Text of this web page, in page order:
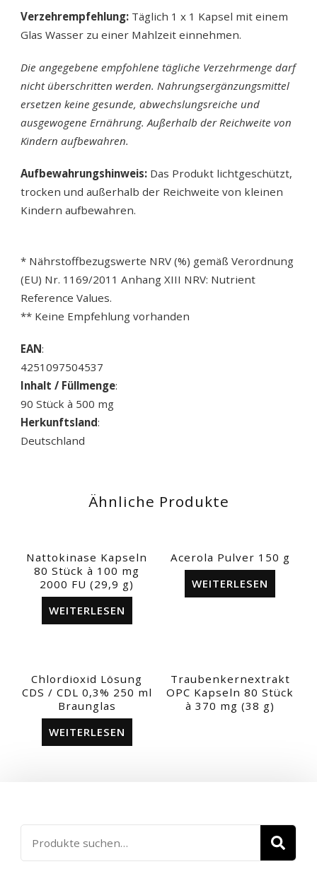
Verzehrempfehlung: Täglich 1 x 1 Kapsel mit einem
Glas Wasser zu einer Mahlzeit einnehmen.
Die angegebene empfohlene tägliche Verzehrmenge darf
nicht überschritten werden. Nahrungsergänzungsmittel
ersetzen keine gesunde, abwechslungsreiche und
ausgewogene Ernährung. Außerhalb der Reichweite von
Kindern aufbewahren.
Aufbewahrungshinweis: Das Produkt lichtgeschützt,
trocken und außerhalb der Reichweite von kleinen
Kindern aufbewahren.
* Nährstoffbezugswerte NRV (%) gemäß Verordnung
(EU) Nr. 1169/2011 Anhang XIII NRV: Nutrient
Reference Values.
** Keine Empfehlung vorhanden
EAN:
4251097504537
Inhalt / Füllmenge:
90 Stück à 500 mg
Herkunftsland:
Deutschland
Ähnliche Produkte
Nattokinase Kapseln
80 Stück à 100 mg
2000 FU (29,9 g)
WEITERLESEN
Acerola Pulver 150 g
WEITERLESEN
Chlordioxid Lösung
CDS / CDL 0,3% 250 ml
Braunglas
WEITERLESEN
Traubenkernextrakt
OPC Kapseln 80 Stück
à 370 mg (38 g)
Suche
nach: